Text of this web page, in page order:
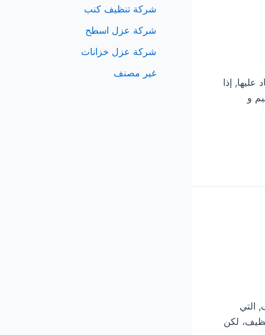
عليها, إذا
و
التي
لكن
شركة تنظيف كنب
شركة عزل اسطح
شركة عزل خزانات
غير مصنف